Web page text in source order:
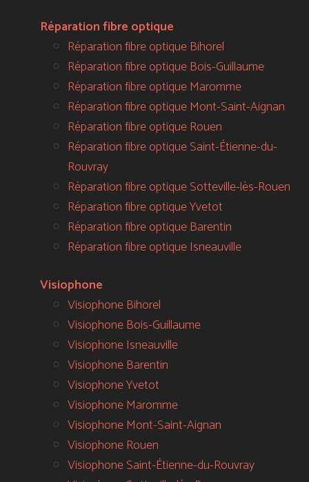
Réparation fibre optique
Réparation fibre optique Bihorel
Réparation fibre optique Bois-Guillaume
Réparation fibre optique Maromme
Réparation fibre optique Mont-Saint-Aignan
Réparation fibre optique Rouen
Réparation fibre optique Saint-Étienne-du-
Rouvray
Réparation fibre optique Sotteville-lès-Rouen
Réparation fibre optique Yvetot
Réparation fibre optique Barentin
Réparation fibre optique Isneauville
Visiophone
Visiophone Bihorel
Visiophone Bois-Guillaume
Visiophone Isneauville
Visiophone Barentin
Visiophone Yvetot
Visiophone Maromme
Visiophone Mont-Saint-Aignan
Visiophone Rouen
Visiophone Saint-Étienne-du-Rouvray